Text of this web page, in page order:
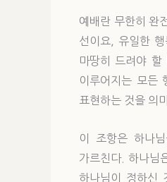
예배란 무한히 완
선이요, 유일한
마땅히 드려야
이루어지는 모든
표현하는 것을 의
이 조항은 하나
가르친다. 하나님
하나님이 정하신